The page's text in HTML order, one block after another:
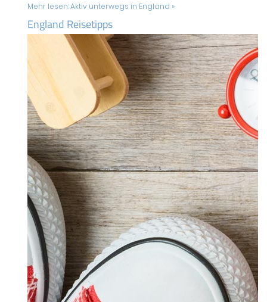
Mehr lesen:Aktiv unterwegs in England »
England Reisetipps